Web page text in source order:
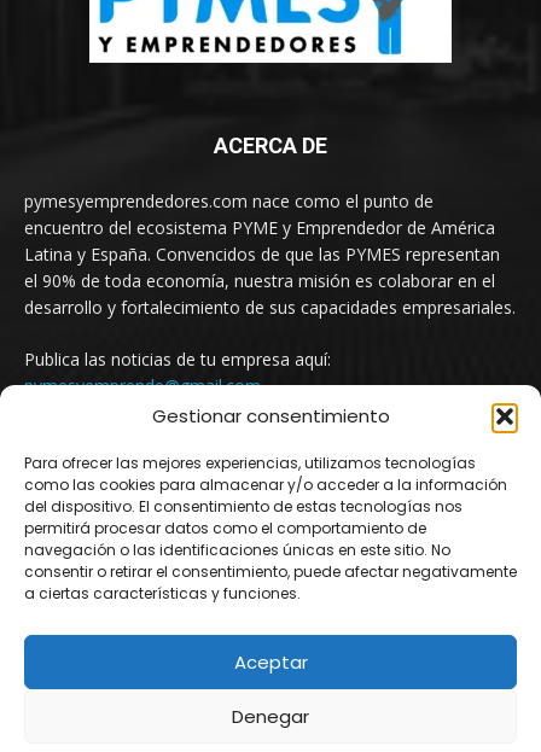
Gestionar consentimiento
Para ofrecer las mejores experiencias, utilizamos tecnologías
como las cookies para almacenar y/o acceder a la información
del dispositivo. El consentimiento de estas tecnologías nos
permitirá procesar datos como el comportamiento de
navegación o las identificaciones únicas en este sitio. No
consentir o retirar el consentimiento, puede afectar negativamente
a ciertas características y funciones.
Aceptar
Denegar
ACERCA DE
pymesyemprendedores.com nace como el punto de
encuentro del ecosistema PYME y Emprendedor de América
Latina y España. Convencidos de que las PYMES representan
el 90% de toda economía, nuestra misión es colaborar en el
desarrollo y fortalecimiento de sus capacidades empresariales.
Publica las noticias de tu empresa aquí:
pymesyemprende@gmail.com
SÍGUENOS
© Newspaper WordPress Theme by TagDiv
Uruguay Chile